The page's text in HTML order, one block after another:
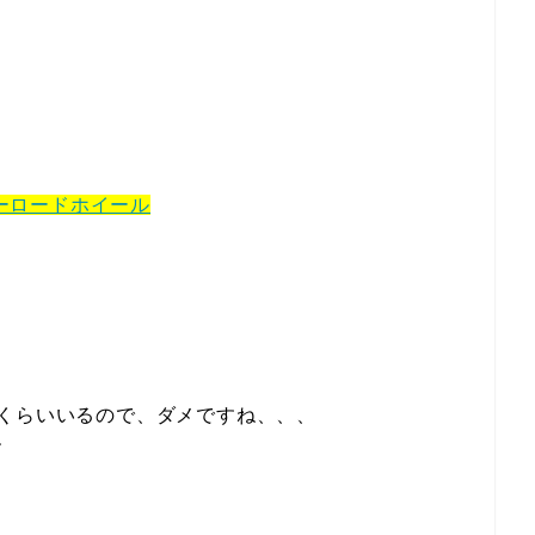
ードホイール
いいるので、ダメですね、、、